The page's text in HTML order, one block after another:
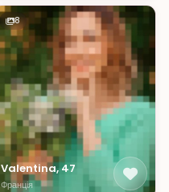
8
Valentina, 47
Франція